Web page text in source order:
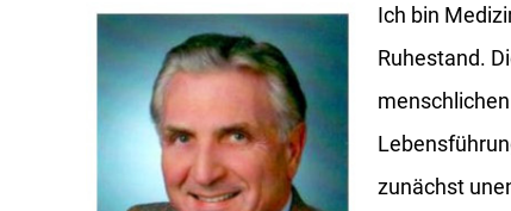
Ich bin
Ruhestand.
zunächst